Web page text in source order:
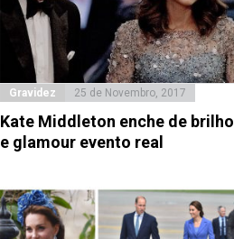
Gravidez 25 de Novembro, 2017
Kate Middleton enche de brilho
e glamour evento real